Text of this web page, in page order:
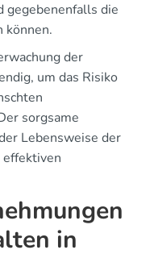
gegebenenfalls die
können.
der
um das Risiko
sorgsame
Lebensweise der
in